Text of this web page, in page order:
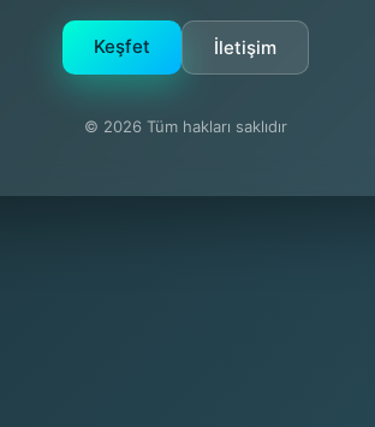
Keşfet İletişim
© 2026 Tüm hakları saklıdır